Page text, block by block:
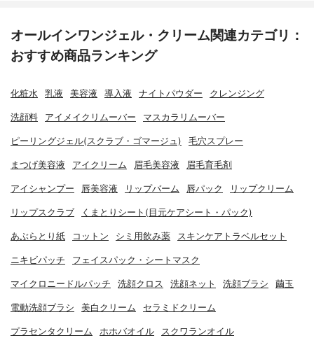
オールインワンジェル・クリーム関連カテゴリ：
おすすめ商品ランキング
化粧水 乳液 美容液 導入液 ナイトパウダー クレンジング
洗顔料 アイメイクリムーバー マスカラリムーバー
ピーリングジェル(スクラブ・ゴマージュ) 毛穴スプレー
まつげ美容液 アイクリーム 眉毛美容液 眉毛育毛剤
アイシャンプー 唇美容液 リップバーム 唇パック リップクリーム
リップスクラブ くまとりシート(目元ケアシート・パック)
あぶらとり紙 コットン シミ用飲み薬 スキンケアトラベルセット
ニキビパッチ フェイスパック・シートマスク
マイクロニードルパッチ 洗顔クロス 洗顔ネット 洗顔ブラシ 繭玉
電動洗顔ブラシ 美白クリーム セラミドクリーム
プラセンタクリーム ホホバオイル スクワランオイル